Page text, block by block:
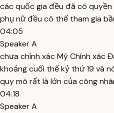
các quốc gia đều đã có
phụ nữ đều có thể tham gia
04:05
Speaker A
chưa chính xác Mỹ Chính xác
khoảng cuối thế kỷ thứ 19 và
quy mô rất là lớn của công
04:18
Speaker A